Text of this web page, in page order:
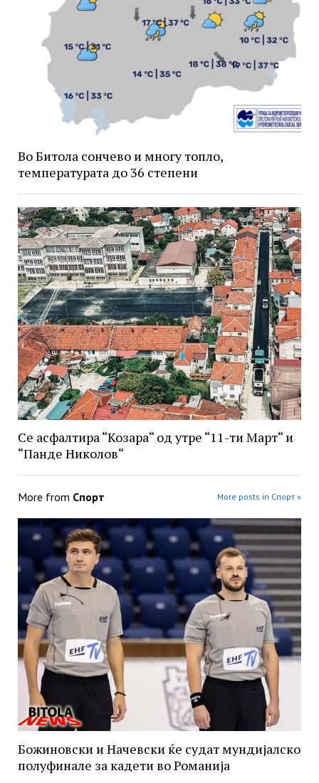
Во Битола сончево и многу топло,
температурата до 36 степени
Се асфалтира “Козара“ од утре “11-ти Март“ и
“Панде Николов“
More from Спорт More posts in Спорт »
Божиновски и Начевски ќе судат мундијалско
полуфинале за кадети во Романија